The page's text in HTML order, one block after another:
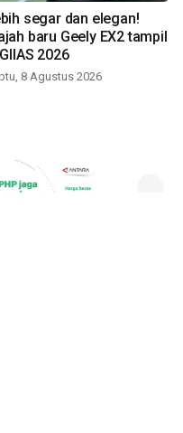
segar dan elegan!
baru Geely EX2 tampil
2026
8 Agustus 2026